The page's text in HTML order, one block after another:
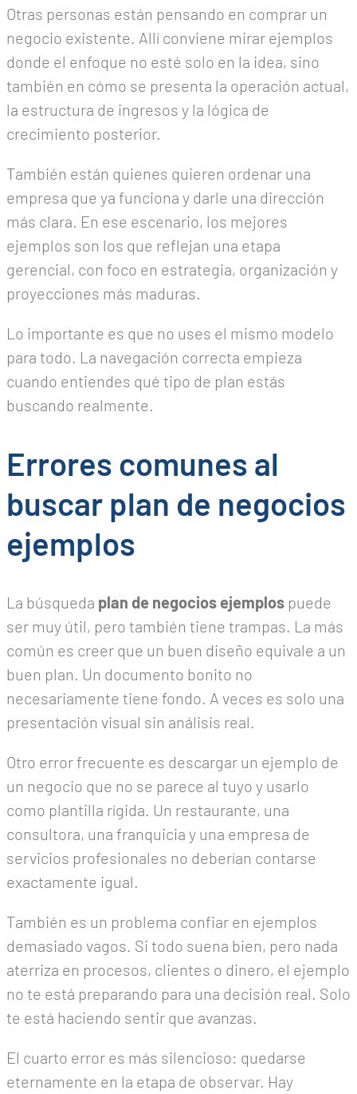
Otras personas están pensando en comprar un
negocio existente. Allí conviene mirar ejemplos
donde el enfoque no esté solo en la idea, sino
también en cómo se presenta la operación actual,
la estructura de ingresos y la lógica de
crecimiento posterior.
También están quienes quieren ordenar una
empresa que ya funciona y darle una dirección
más clara. En ese escenario, los mejores
ejemplos son los que reflejan una etapa
gerencial, con foco en estrategia, organización y
proyecciones más maduras.
Lo importante es que no uses el mismo modelo
para todo. La navegación correcta empieza
cuando entiendes qué tipo de plan estás
buscando realmente.
Errores comunes al
buscar plan de negocios
ejemplos
La búsqueda plan de negocios ejemplos puede
ser muy útil, pero también tiene trampas. La más
común es creer que un buen diseño equivale a un
buen plan. Un documento bonito no
necesariamente tiene fondo. A veces es solo una
presentación visual sin análisis real.
Otro error frecuente es descargar un ejemplo de
un negocio que no se parece al tuyo y usarlo
como plantilla rígida. Un restaurante, una
consultora, una franquicia y una empresa de
servicios profesionales no deberían contarse
exactamente igual.
También es un problema confiar en ejemplos
demasiado vagos. Si todo suena bien, pero nada
aterriza en procesos, clientes o dinero, el ejemplo
no te está preparando para una decisión real. Solo
te está haciendo sentir que avanzas.
El cuarto error es más silencioso: quedarse
eternamente en la etapa de observar. Hay